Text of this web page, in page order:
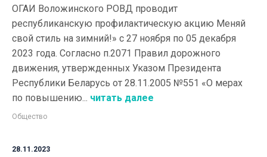
ОГАИ Воложинского РОВД проводит
республиканскую профилактическую акцию Меняй
свой стиль на зимний!» с 27 ноября по 05 декабря
2023 года. Согласно п.2071 Правил дорожного
движения, утвержденных Указом Президента
Республики Беларусь от 28.11.2005 №551 «О мерах
по повышению... читать далее
Общество
28.11.2023